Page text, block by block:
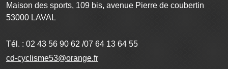
Maison des sports, 109 bis, avenue Pierre de coubertin
53000 LAVAL
Tél. : 02 43 56 90 62 /07 64 13 64 55
cd-cyclisme53@orange.fr